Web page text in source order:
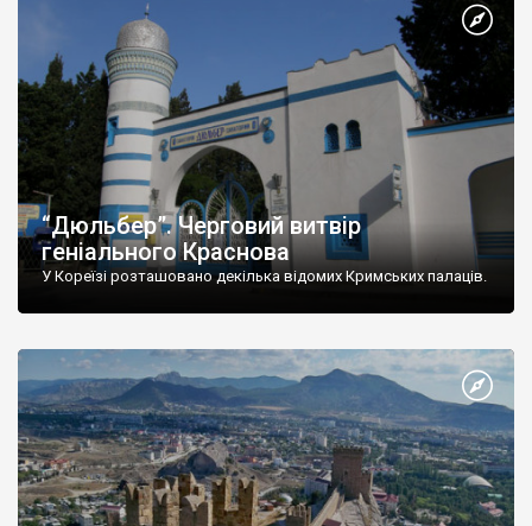
“Дюльбер”. Черговий витвір
геніального Краснова
У Кореїзі розташовано декілька відомих Кримських палаців.